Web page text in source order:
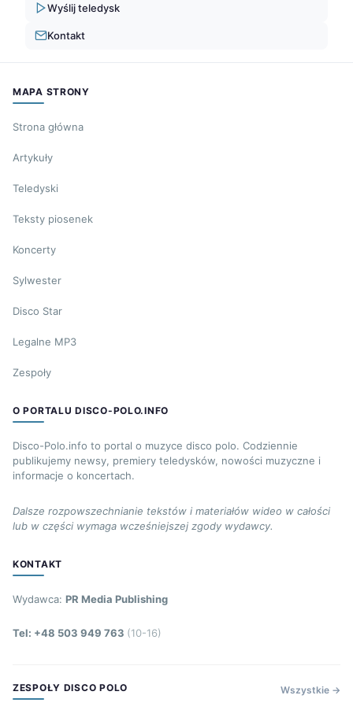
Wyślij teledysk
Kontakt
MAPA STRONY
Strona główna
Artykuły
Teledyski
Teksty piosenek
Koncerty
Sylwester
Disco Star
Legalne MP3
Zespoły
O PORTALU DISCO-POLO.INFO
Disco-Polo.info to portal o muzyce disco polo. Codziennie
publikujemy newsy, premiery teledysków, nowości muzyczne i
informacje o koncertach.
Dalsze rozpowszechnianie tekstów i materiałów wideo w całości
lub w części wymaga wcześniejszej zgody wydawcy.
KONTAKT
Wydawca: PR Media Publishing
Tel: +48 503 949 763 (10-16)
ZESPOŁY DISCO POLO Wszystkie →